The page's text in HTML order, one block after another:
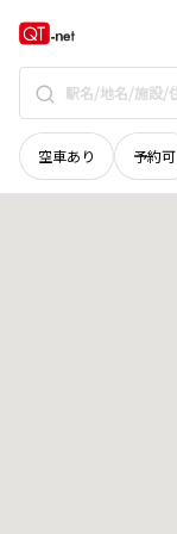
空車あり 予約可
茨城県